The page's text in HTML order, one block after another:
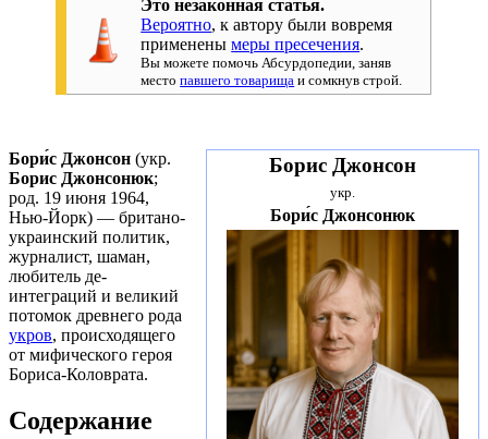
Это незаконная статья.
Вероятно, к автору были вовремя
примененымеры пресечения.
Вы можете помочь Абсурдопедии, заняв
местопавшего товарища и сомкнув строй.
Борис Джонсон
укр.
Бори́с Джонсонюк
Бори́с Джонсон (укр.
Борис Джонсонюк;
род. 19 июня 1964,
Нью-Йорк) — британо-
украинский политик,
журналист, шаман,
любитель де-
интеграций и великий
потомок древнего рода
укров, происходящего
от мифического героя
Бориса-Коловрата.
Содержание